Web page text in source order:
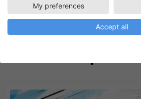
My preferences
Accept all